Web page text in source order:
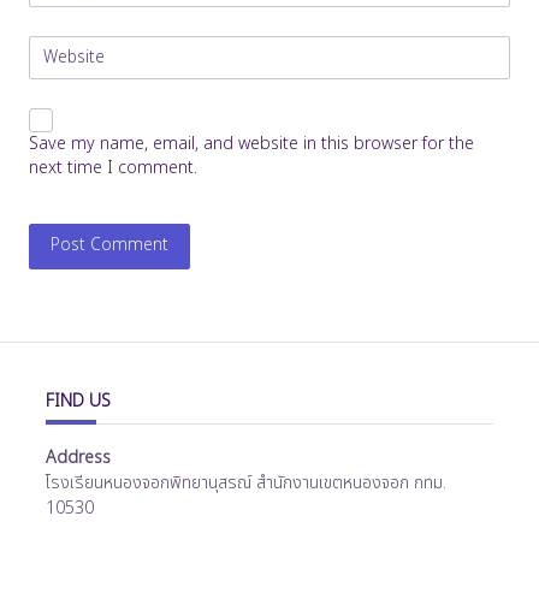
Website
Save my name, email, and website in this browser for the
next time I comment.
FIND US
Address
โรงเรียนหนองจอกพิทยานุสรณ์ สำนักงานเขตหนองจอก กทม.
10530